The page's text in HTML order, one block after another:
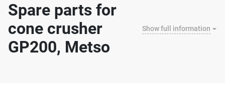
Spare parts for
cone crusher
GP200, Metso
Show full information